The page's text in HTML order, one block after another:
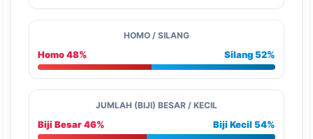
HOMO / SILANG
Homo 48% Silang 52%
JUMLAH (BIJI) BESAR / KECIL
Biji Besar 46% Biji Kecil 54%